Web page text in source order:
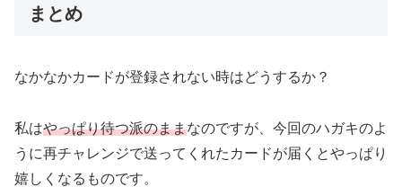
まとめ
なかなかカードが登録されない時はどうするか？
私はやっぱり待つ派のままなのですが、今回のハガキのよ
うに再チャレンジで送ってくれたカードが届くとやっぱり
嬉しくなるものです。